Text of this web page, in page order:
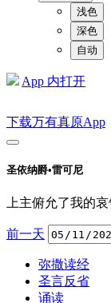
浅色
深色
自动
App 内打开
下载万有真原App
圣依纳爵•雷可尼
上主俯允了我的
前一天
弥撒读经
圣言反省
诵读